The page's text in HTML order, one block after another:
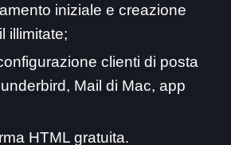
iniziale e creazione
illimitate;
clienti di posta
Mail di Mac, app
HTML gratuita.